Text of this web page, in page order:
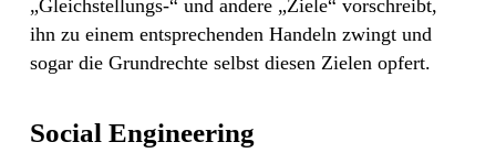
„Gleichstellungs-“ und andere „Ziele“ vorschreibt,
ihn zu einem entsprechenden Handeln zwingt und
sogar die Grundrechte selbst diesen Zielen opfert.
Social Engineering